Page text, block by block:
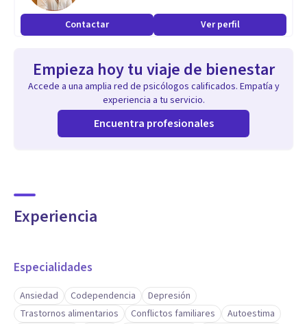
Contactar Ver perfil
Empieza hoy tu viaje de bienestar
Accede a una amplia red de psicólogos calificados. Empatía y
experiencia a tu servicio.
Encuentra profesionales
Experiencia
Especialidades
Ansiedad Codependencia
Depresión
Trastornos alimentarios
Conflictos familiares
Autoestima